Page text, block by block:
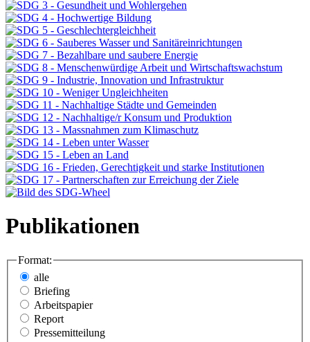
Publikationen
Format:
alle
Briefing
Arbeitspapier
Report
Pressemitteilung